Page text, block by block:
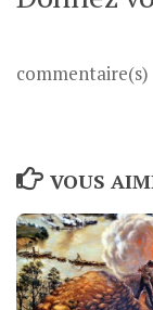
commentaire(s)
VOUS